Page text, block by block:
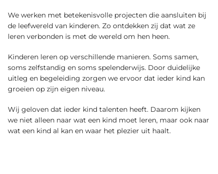
We werken met betekenisvolle projecten die aansluiten bij
de leefwereld van kinderen. Zo ontdekken zij dat wat ze
leren verbonden is met de wereld om hen heen.
Kinderen leren op verschillende manieren. Soms samen,
soms zelfstandig en soms spelenderwijs. Door duidelijke
uitleg en begeleiding zorgen we ervoor dat ieder kind kan
groeien op zijn eigen niveau.
Wij geloven dat ieder kind talenten heeft. Daarom kijken
we niet alleen naar wat een kind moet leren, maar ook naar
wat een kind al kan en waar het plezier uit haalt.